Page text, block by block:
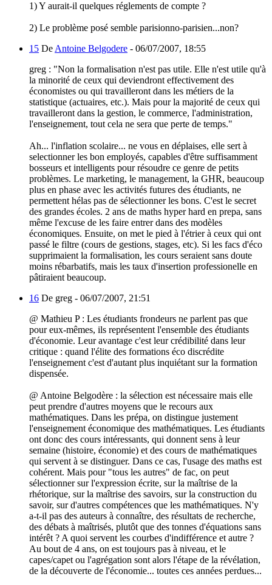
1) Y aurait-il quelques réglements de compte ?
2) Le problème posé semble parisionno-parisien...non?
15 De Antoine Belgodere - 06/07/2007, 18:55
greg : "Non la formalisation n'est pas utile. Elle n'est utile qu'à
la minorité de ceux qui deviendront effectivement des
économistes ou qui travailleront dans les métiers de la
statistique (actuaires, etc.). Mais pour la majorité de ceux qui
travailleront dans la gestion, le commerce, l'administration,
l'enseignement, tout cela ne sera que perte de temps."
Ah... l'inflation scolaire... ne vous en déplaises, elle sert à
selectionner les bon employés, capables d'être suffisamment
bosseurs et intelligents pour résoudre ce genre de petits
problèmes. Le marketing, le management, la GHR, beaucoup
plus en phase avec les activités futures des étudiants, ne
permettent hélas pas de sélectionner les bons. C'est le secret
des grandes écoles. 2 ans de maths hyper hard en prepa, sans
même l'excuse de les faire entrer dans des modèles
économiques. Ensuite, on met le pied à l'étrier à ceux qui ont
passé le filtre (cours de gestions, stages, etc). Si les facs d'éco
supprimaient la formalisation, les cours seraient sans doute
moins rébarbatifs, mais les taux d'insertion professionelle en
pâtiraient beaucoup.
16 De greg - 06/07/2007, 21:51
@ Mathieu P : Les étudiants frondeurs ne parlent pas que
pour eux-mêmes, ils représentent l'ensemble des étudiants
d'économie. Leur avantage c'est leur crédibilité dans leur
critique : quand l'élite des formations éco discrédite
l'enseignement c'est d'autant plus inquiétant sur la formation
dispensée.
@ Antoine Belgodère : la sélection est nécessaire mais elle
peut prendre d'autres moyens que le recours aux
mathématiques. Dans les prépa, on distingue justement
l'enseignement économique des mathématiques. Les étudiants
ont donc des cours intéressants, qui donnent sens à leur
semaine (histoire, économie) et des cours de mathématiques
qui servent à se distinguer. Dans ce cas, l'usage des maths est
cohérent. Mais pour "tous les autres" de fac, on peut
sélectionner sur l'expression écrite, sur la maîtrise de la
rhétorique, sur la maîtrise des savoirs, sur la construction du
savoir, sur d'autres compétences que les mathématiques. N'y
a-t-il pas des auteurs à connaître, des résultats de recherche,
des débats à maîtrisés, plutôt que des tonnes d'équations sans
intérêt ? A quoi servent les courbes d'indifférence et autre ?
Au bout de 4 ans, on est toujours pas à niveau, et le
capes/capet ou l'agrégation sont alors l'étape de la révélation,
de la découverte de l'économie... toutes ces années perdues...